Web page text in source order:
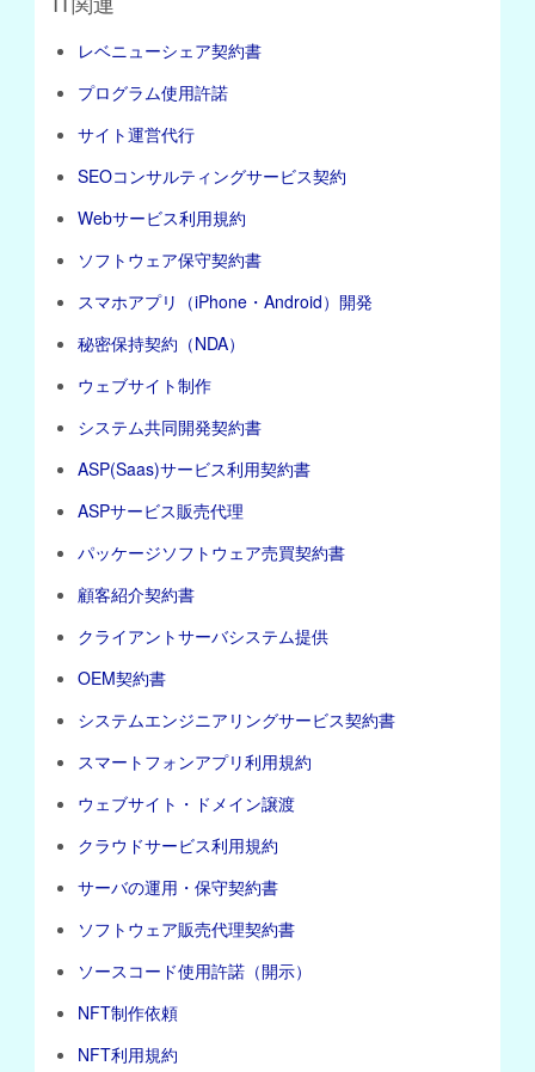
レベニューシェア契約書
プログラム使用許諾
サイト運営代行
SEOコンサルティングサービス契約
Webサービス利用規約
ソフトウェア保守契約書
スマホアプリ（iPhone・Android）開発
秘密保持契約（NDA）
ウェブサイト制作
システム共同開発契約書
ASP(Saas)サービス利用契約書
ASPサービス販売代理
パッケージソフトウェア売買契約書
顧客紹介契約書
クライアントサーバシステム提供
OEM契約書
システムエンジニアリングサービス契約書
スマートフォンアプリ利用規約
ウェブサイト・ドメイン譲渡
クラウドサービス利用規約
サーバの運用・保守契約書
ソフトウェア販売代理契約書
ソースコード使用許諾（開示）
NFT制作依頼
NFT利用規約